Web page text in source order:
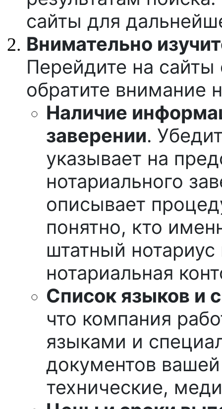
сайты для
Внимательно
Перейдите на
обратите
Наличие
заверении.
указывает на
нотариального
описывает
понятно, кто
штатный
нотариальная
Список языков и
что компания
языками и
документов
технические,